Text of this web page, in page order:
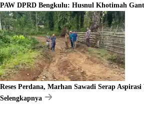
PAW DPRD Bengkulu: Husnul Khotimah
Reses Perdana, Marhan Sawadi Serap
Selengkapnya